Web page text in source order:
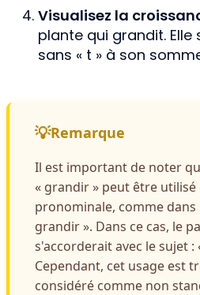
Visualisez la
plante qui grandit. Elle
sans « t » à son
Remarque
Il est important de noter
« grandir » peut être utilisé
pronominale, comme dans
grandir ». Dans ce cas, le
s'accorderait avec le sujet :
Cependant, cet usage est
considéré comme non